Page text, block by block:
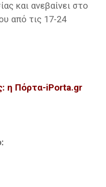
και ανεβαίνει στο
από τις 17-24
η Πόρτα-iPorta.gr